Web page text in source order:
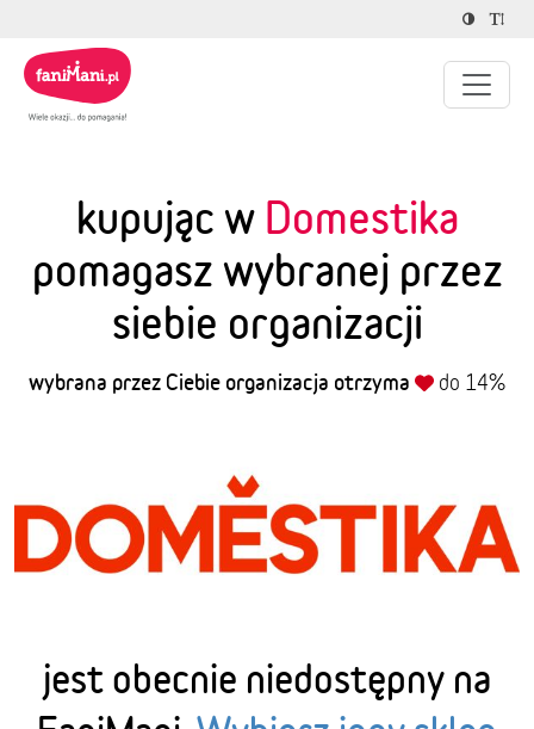
kupując w Domestika
pomagasz wybranej przez
siebie organizacji
wybrana przez Ciebie organizacja otrzyma do 14%
jest obecnie niedostępny na